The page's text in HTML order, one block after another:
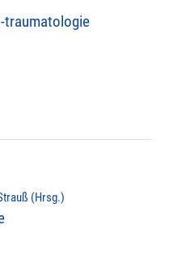
traumatologie
(Hrsg.)